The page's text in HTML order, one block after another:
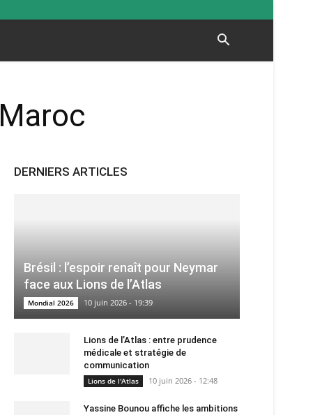
DERNIERS ARTICLES
Brésil : l’espoir renaît pour Neymar
face aux Lions de l’Atlas
Mondial 2026 10 juin 2026 - 19:39
Lions de l’Atlas : entre prudence
médicale et stratégie de
communication
Lions de l'Atlas 10 juin 2026 - 12:48
Yassine Bounou affiche les ambitions